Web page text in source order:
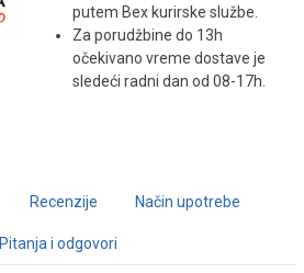
putem Bex kurirske službe.
Za porudžbine do 13h
očekivano vreme dostave je
sledeći radni dan od 08-17h.
Recenzije Način upotrebe
Pitanja i odgovori